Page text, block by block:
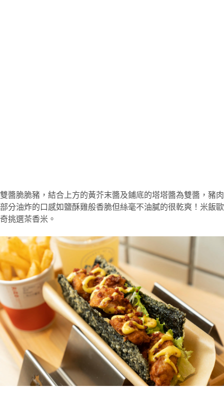
雙醬脆脆豬，結合上方的黃芥末醬及鋪底的塔塔醬為雙醬，豬肉
部分油炸的口感如鹽酥雞般香脆但絲毫不油膩的很乾爽！米飯歐
奇挑選茶香米。